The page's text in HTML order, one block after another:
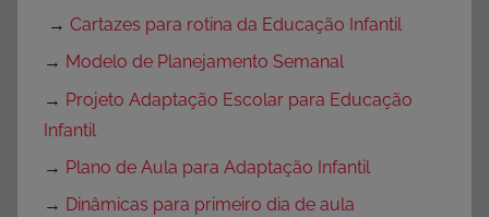
→ Cartazes para rotina da Educação Infantil
→ Modelo de Planejamento Semanal
→ Projeto Adaptação Escolar para Educação
Infantil
→ Plano de Aula para Adaptação Infantil
→ Dinâmicas para primeiro dia de aula